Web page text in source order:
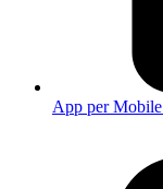
App per Mobile